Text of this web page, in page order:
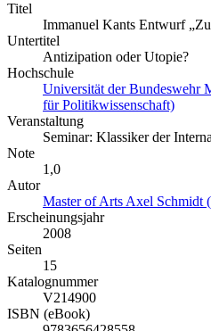
Titel
Immanuel Kants Entwurf
Untertitel
Antizipation oder Utopie?
Hochschule
Universität der Bundeswehr
für Politikwissenschaft)
Veranstaltung
Seminar: Klassiker der
Note
1,0
Autor
Master of Arts Axel Schmidt
Erscheinungsjahr
2008
Seiten
15
Katalognummer
V214900
ISBN (eBook)